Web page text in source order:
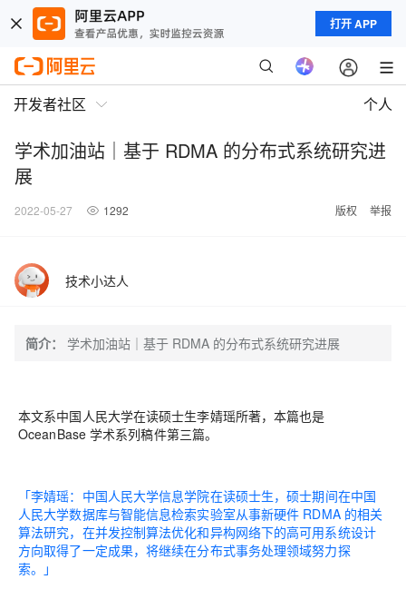
打开 APP
开发者社区 个人
学术加油站｜基于 RDMA 的分布式系统研究进
展
2022-05-27 1292 版权 举报
技术小达人
简介： 学术加油站｜基于 RDMA 的分布式系统研究进展
本文系中国人民大学在读硕士生李婧瑶所著，本篇也是
OceanBase 学术系列稿件第三篇。
「李婧瑶： 中国人民大学信息学院在读硕士生，硕士期间在中国
人民大学数据库与智能信息检索实验室从事新硬件 RDMA 的相关
算法研究，在并发控制算法优化和异构网络下的高可用系统设计
方向取得了一定成果，将继续在分布式事务处理领域努力探
索。」